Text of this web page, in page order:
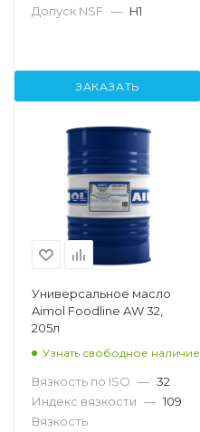
Допуск NSF — H1
ЗАКАЗАТЬ
Универсальное масло
Aimol Foodline AW 32,
205л
Узнать свободное наличие
Вязкость по ISO — 32
Индекс вязкости — 109
Вязкость